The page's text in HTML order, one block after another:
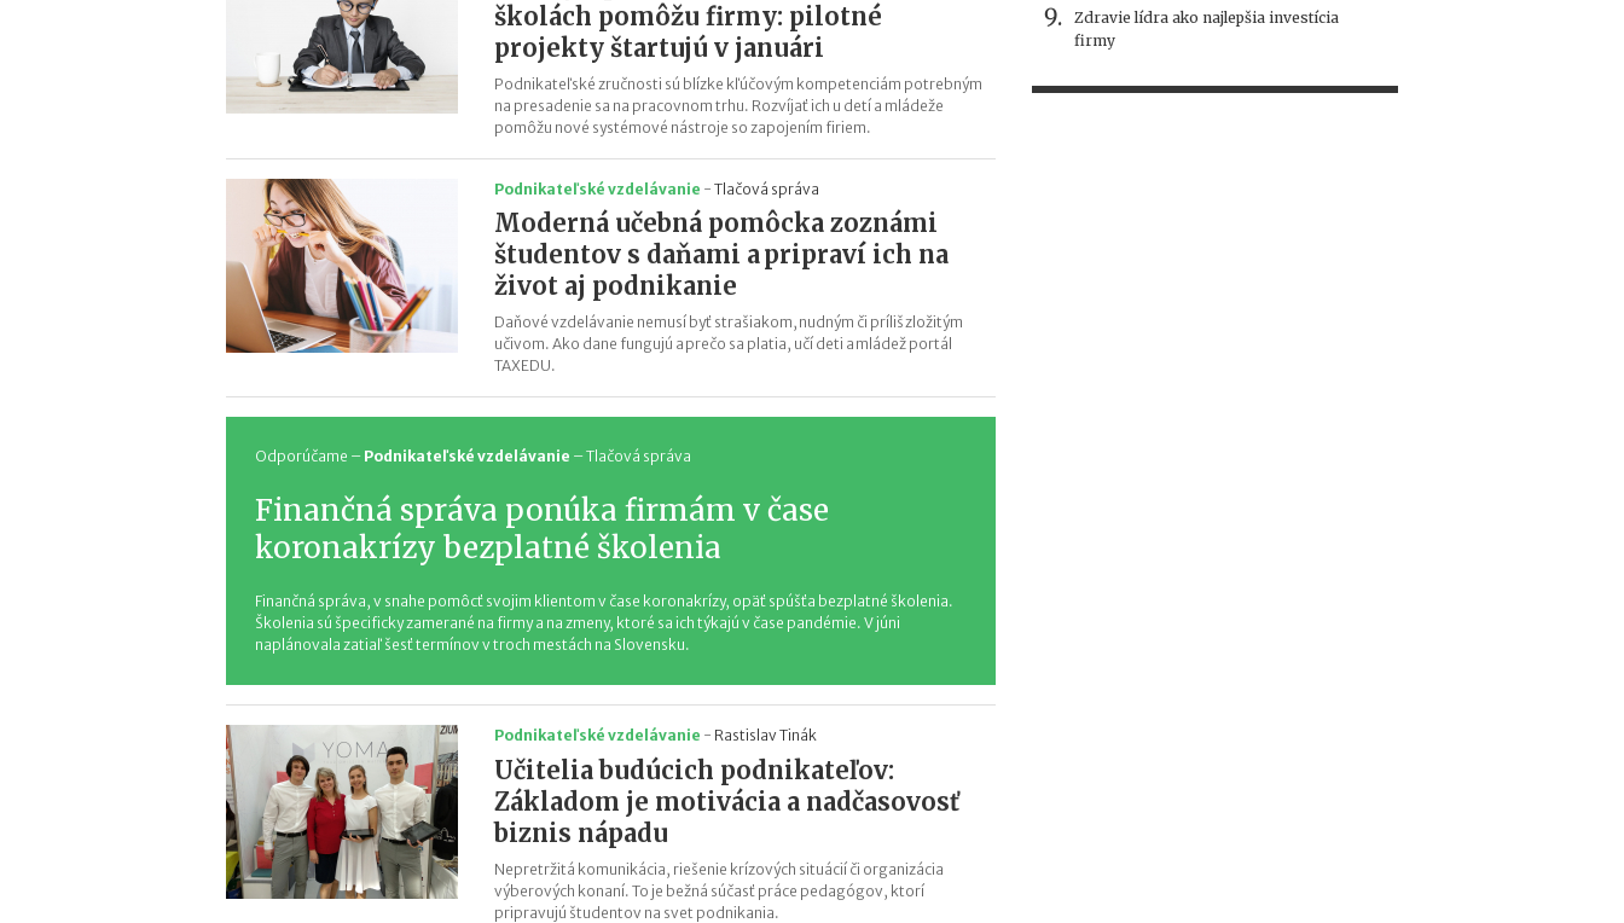
v
n
školách pomôžu firmy: pilotné
projekty štartujú v januári
Podnikateľské zručnosti sú blízke kľúčovým kompetenciám potrebným
na presadenie sa na pracovnom trhu. Rozvíjať ich u detí a mládeže
pomôžu nové systémové nástroje so zapojením firiem.
Podnikateľské vzdelávanie - Tlačová správa
Moderná učebná pomôcka zoznámi
študentov s daňami a pripraví ich na
život aj podnikanie
Daňové vzdelávanie nemusí byť strašiakom, nudným či príliš zložitým
učivom. Ako dane fungujú a prečo sa platia, učí deti a mládež portál
TAXEDU.
Odporúčame – Podnikateľské vzdelávanie –Tlačová správa
Finančná správa ponúka firmám v čase
koronakrízy bezplatné školenia
Finančná správa, v snahe pomôcť svojim klientom v čase koronakrízy, opäť spúšťa bezplatné školenia.
Školenia sú špecificky zamerané na firmy a na zmeny, ktoré sa ich týkajú v čase pandémie. V júni
naplánovala zatiaľ šesť termínov v troch mestách na Slovensku.
Podnikateľské vzdelávanie - Rastislav Tinák
Učitelia budúcich podnikateľov:
Základom je motivácia a nadčasovosť
biznis nápadu
Nepretržitá komunikácia, riešenie krízových situácií či organizácia
výberových konaní. To je bežná súčasť práce pedagógov, ktorí
pripravujú študentov na svet podnikania.
Zdravie lídra ako najlepšia investícia
firmy